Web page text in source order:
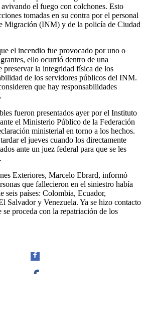
Telegram
el fuego con colchones. Esto
tomadas en su contra por el personal
Migración (INM) y de la policía de Ciudad
el incendio fue provocado por uno o
ello ocurrió dentro de una
la integridad física de los
de los servidores públicos del INM.
que hay responsabilidades
fueron presentados ayer por el Instituto
el Ministerio Público de la Federación
ministerial en torno a los hechos.
el jueves cuando los directamente
ante un juez federal para que se les
Exteriores, Marcelo Ebrard, informó
que fallecieron en el siniestro había
seis países: Colombia, Ecuador,
Salvador y Venezuela. Ya se hizo contacto
se proceda con la repatriación de los